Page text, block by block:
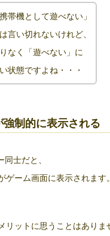
携帯機として遊べない」
言い切れないけれど、
なく「遊べない」に
状態ですよね・・・
強制的に表示される
士だと、
ゲーム画面に表示されます。
リットに思うことはありま